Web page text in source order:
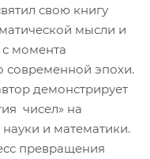
свою книгу
мысли и
момента
современной эпохи.
демонстрирует
чисел» на
и математики.
превращения